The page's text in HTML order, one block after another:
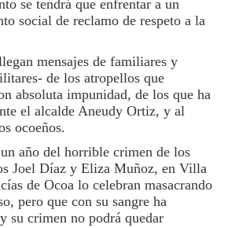
se tendrá que enfrentar a un
social de reclamo de respeto a la
mensajes de familiares y
de los atropellos que
absoluta impunidad, de los que ha
el alcalde Aneudy Ortiz, y al
ocoeños.
año del horrible crimen de los
Joel Díaz y Eliza Muñoz, en Villa
de Ocoa lo celebran masacrando
pero que con su sangre ha
su crimen no podrá quedar